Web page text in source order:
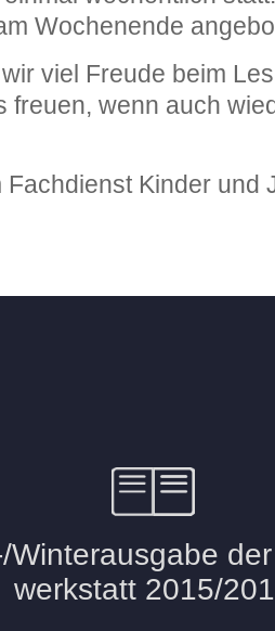
Wochenende
viel Freude beim
freuen, wenn auch
Fachdienst Kinder und